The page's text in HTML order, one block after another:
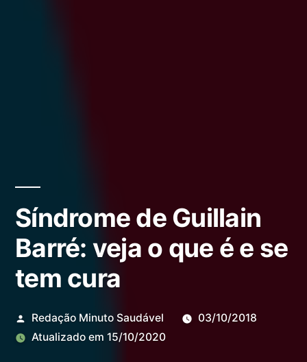
Síndrome de Guillain
Barré: veja o que é e se
tem cura
Redação Minuto Saudável
03/10/2018
Atualizado em 15/10/2020